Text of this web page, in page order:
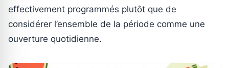
effectivement programmés plutôt que de
considérer l’ensemble de la période comme une
ouverture quotidienne.